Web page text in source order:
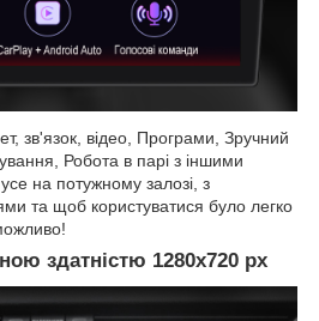
зв'язок, відео, Програми, Зручний
Робота в парі з іншими
на потужному залозі, з
та щоб користуватися було легко
здатністю 1280х720 рх